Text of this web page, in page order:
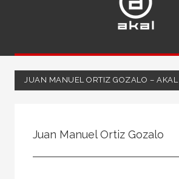
JUAN MANUEL ORTIZ GOZALO – AKAL
Juan Manuel Ortiz Gozalo